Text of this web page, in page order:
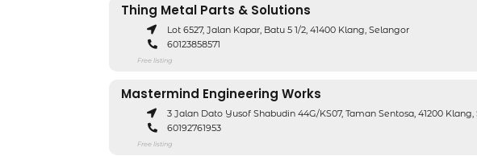
Thing Metal Parts & Solutions
Lot 6527, Jalan Kapar, Batu 5 1/2, 41400 Klang, Selangor
60123858571
Free listing
Mastermind Engineering Works
3 Jalan Dato Yusof Shabudin 44G/KS07, Taman Sentosa, 41200
60192761953
Free listing